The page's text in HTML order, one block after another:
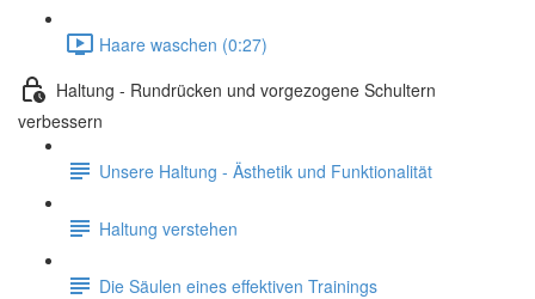
Haare waschen (0:27)
Haltung - Rundrücken und vorgezogene Schultern
verbessern
Unsere Haltung - Ästhetik und Funktionalität
Haltung verstehen
Die Säulen eines effektiven Trainings